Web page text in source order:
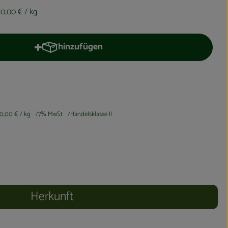
€/ kg
hinzufügen
Produkt zum Warenkorb hinzufügen
€/ kg 7% MwSt Handelsklasse II
Herkunft